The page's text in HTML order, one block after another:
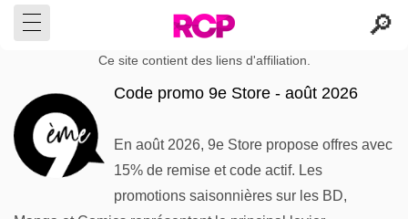
Ce site contient des liens d'affiliation.
Code promo 9e Store - août 2026
En août 2026, 9e Store propose offres avec
15% de remise et code actif. Les
promotions saisonnières sur les BD,